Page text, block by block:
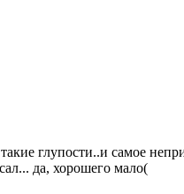
глупости..и самое
да, хорошего мало(